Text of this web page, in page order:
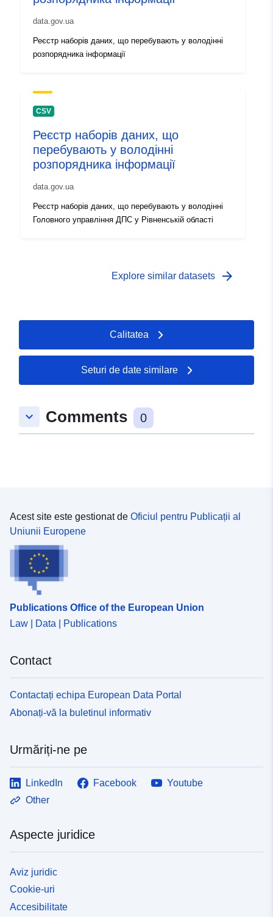
data.gov.ua
Реєстр наборів даних, що перебувають у володінні
розпорядника інформації
CSV
Реєстр наборів даних, що
перебувають у володінні
розпорядника інформації
data.gov.ua
Реєстр наборів даних, що перебувають у володінні
Головного управління ДПС у Рівненській області
Explore similar datasets arrow_forward
Calitatea
Seturi de date similare
keyboard_arrow_down Comments 0
Acest site este gestionat de Oficiul pentru Publicații al
Uniunii Europene
Publications Office of the European Union
Law | Data | Publications
Contact
Contactați echipa European Data Portal
Abonați-vă la buletinul informativ
Urmăriți-ne pe
LinkedIn Facebook
Youtube
Other
Aspecte juridice
Aviz juridic
Cookie-uri
Accesibilitate